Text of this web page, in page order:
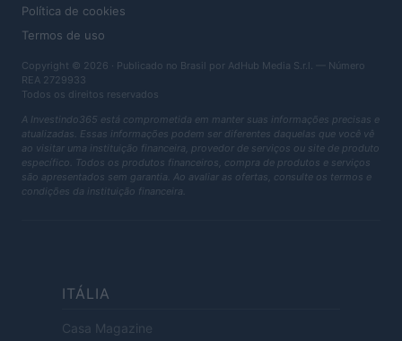
Política de cookies
Termos de uso
Copyright © 2026 · Publicado no Brasil por AdHub Media S.r.l. — Número
REA 2729933
Todos os direitos reservados
A Investindo365 está comprometida em manter suas informações precisas e
atualizadas. Essas informações podem ser diferentes daquelas que você vê
ao visitar uma instituição financeira, provedor de serviços ou site de produto
específico. Todos os produtos financeiros, compra de produtos e serviços
são apresentados sem garantia. Ao avaliar as ofertas, consulte os termos e
condições da instituição financeira.
ITÁLIA
Casa Magazine